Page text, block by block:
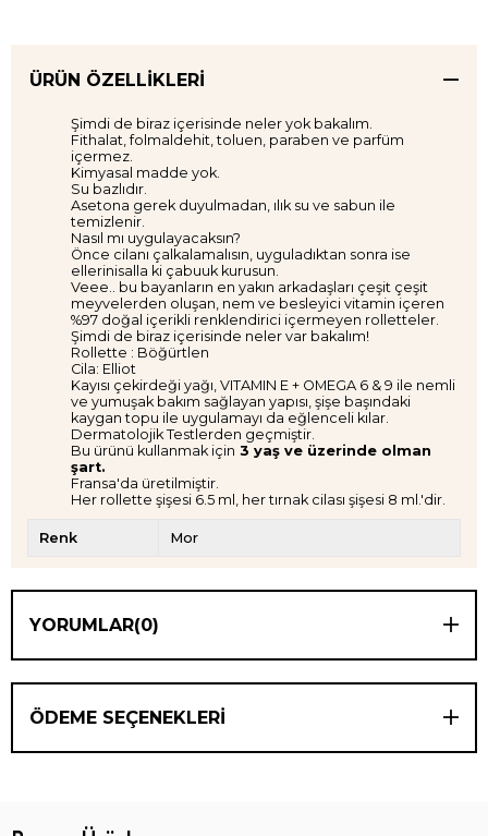
ÜRÜN ÖZELLIKLERI
Şimdi de biraz içerisinde neler yok bakalım.
Fithalat, folmaldehit, toluen, paraben ve parfüm
içermez.
Kimyasal madde yok.
Su bazlıdır.
Asetona gerek duyulmadan, ılık su ve sabun ile
temizlenir.
Nasıl mı uygulayacaksın?
Önce cilanı çalkalamalısın, uyguladıktan sonra ise
ellerinisalla ki çabuuk kurusun.
Veee.. bu bayanların en yakın arkadaşları çeşit çeşit
meyvelerden oluşan, nem ve besleyici vitamin içeren
%97 doğal içerikli renklendirici içermeyen rolletteler.
Şimdi de biraz içerisinde neler var bakalım!
Rollette : Böğürtlen
Cila: Elliot
Kayısı çekirdeği yağı, VITAMIN E + OMEGA 6 & 9 ile nemli
ve yumuşak bakım sağlayan yapısı, şişe başındaki
kaygan topu ile uygulamayı da eğlenceli kılar.
Dermatolojik Testlerden geçmiştir.
Bu ürünü kullanmak için 3 yaş ve üzerinde olman
şart.
Fransa'da üretilmiştir.
Her rollette şişesi 6.5 ml, her tırnak cilası şişesi 8 ml.'dir.
Renk Mor
YORUMLAR(0)
ÖDEME SEÇENEKLERI